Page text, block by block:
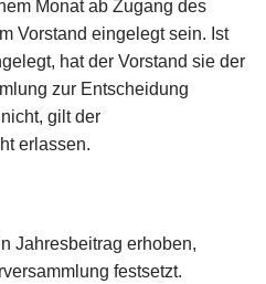
Monat ab Zugang des
Vorstand eingelegt sein. Ist
hat der Vorstand sie der
zur Entscheidung
gilt der
erlassen.
Jahresbeitrag erhoben,
festsetzt.